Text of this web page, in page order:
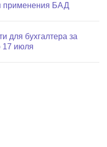
применения БАД
для бухгалтера за
17 июля